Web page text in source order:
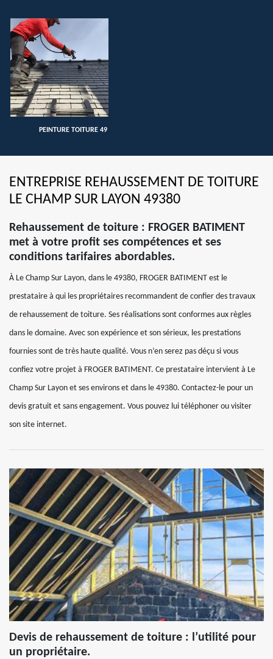
PEINTURE TOITURE 49
ENTREPRISE REHAUSSEMENT DE TOITURE
LE CHAMP SUR LAYON 49380
Rehaussement de toiture : FROGER BATIMENT
met à votre profit ses compétences et ses
conditions tarifaires abordables.
À Le Champ Sur Layon, dans le 49380, FROGER BATIMENT est le
prestataire à qui les propriétaires recommandent de confier des travaux
de rehaussement de toiture. Ses réalisations sont conformes aux règles
dans le domaine. Avec son expérience et son sérieux, les prestations
fournies sont de très haute qualité. Vous n’en serez pas déçu si vous
confiez votre projet à FROGER BATIMENT. Ce prestataire intervient à Le
Champ Sur Layon et ses environs et dans le 49380. Contactez-le pour un
devis gratuit et sans engagement. Vous pouvez lui téléphoner ou visiter
son site internet.
Devis de rehaussement de toiture : l’utilité pour
un propriétaire.